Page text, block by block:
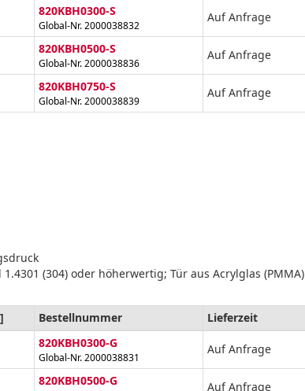
820KBH0300-S
Global-Nr. 2000038832
Auf Anfrage
820KBH0500-S
Global-Nr. 2000038836
Auf Anfrage
820KBH0750-S
Global-Nr. 2000038839
Auf Anfrage
(304) oder höherwertig; Tür aus Acrylglas (PMMA)
Bestellnummer Lieferzeit
820KBH0300-G
Global-Nr. 2000038831
Auf Anfrage
820KBH0500-G Auf Anfrage